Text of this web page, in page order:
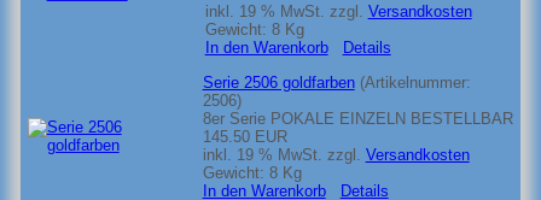
inkl. 19 % MwSt. zzgl. Versandkosten
Gewicht: 8 Kg
In den Warenkorb
Details
Serie 2506 goldfarben (Artikelnummer:
2506)
8er Serie POKALE EINZELN BESTELLBAR
145.50 EUR
inkl. 19 % MwSt. zzgl. Versandkosten
Gewicht: 8 Kg
In den Warenkorb
Details